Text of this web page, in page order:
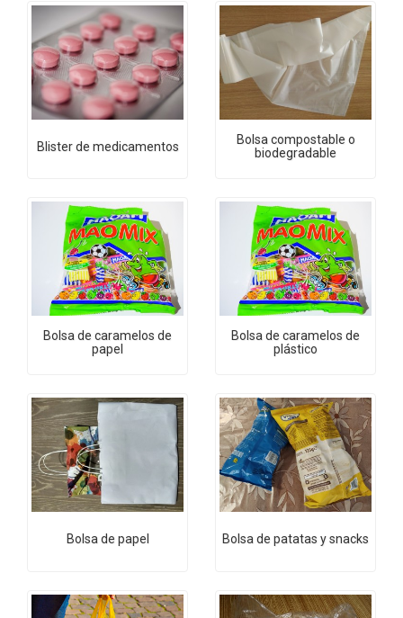
Blister de medicamentos
Bolsa compostable o
biodegradable
Bolsa de caramelos de
papel
Bolsa de caramelos de
plástico
Bolsa de papel Bolsa de patatas y snacks